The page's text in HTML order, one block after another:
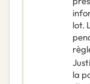
lot.
la